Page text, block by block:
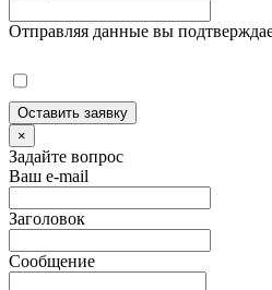
Отправляя данные вы
Оставить заявку
×
Задайте вопрос
Ваш e-mail
Заголовок
Сообщение